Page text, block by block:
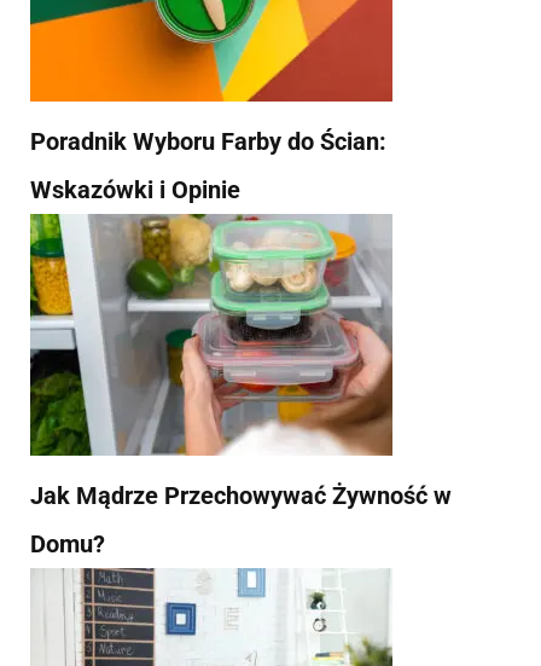
Poradnik Wyboru Farby do Ścian:
Wskazówki i Opinie
Jak Mądrze Przechowywać Żywność w
Domu?